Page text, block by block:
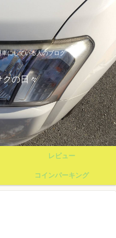
にしている人のブログ
クの日々
レビュー
コインパーキング